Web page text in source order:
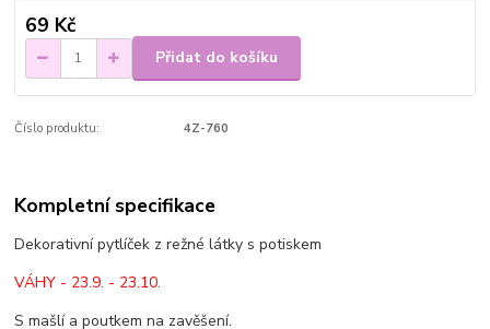
69 Kč
Přidat do košíku
Číslo produktu: 4Z-760
Kompletní specifikace
Dekorativní pytlíček z režné látky s potiskem
VÁHY - 23.9. - 23.10.
S mašlí a poutkem na zavěšení.